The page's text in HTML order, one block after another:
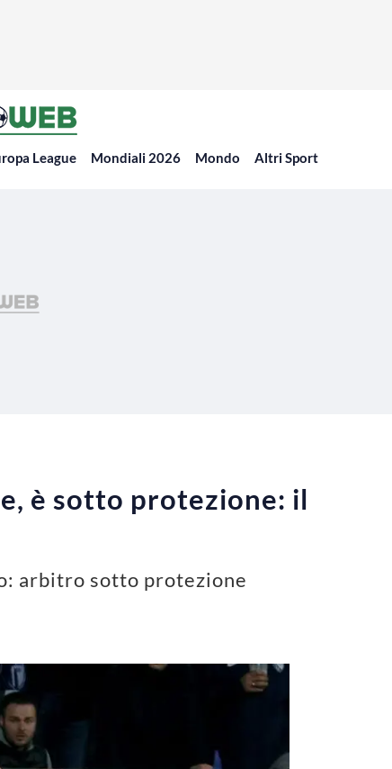
League Mondiali 2026 Mondo Altri Sport
è sotto protezione: il
arbitro sotto protezione